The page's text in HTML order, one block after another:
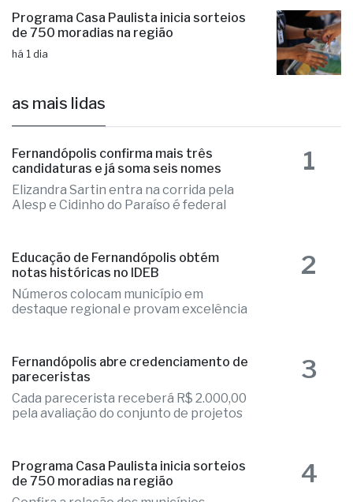
Programa Casa Paulista inicia sorteios
de 750 moradias na região
há 1 dia
as mais lidas
Fernandópolis confirma mais três
candidaturas e já soma seis nomes
Elizandra Sartin entra na corrida pela
Alesp e Cidinho do Paraíso é federal
1
Educação de Fernandópolis obtém
notas históricas no IDEB
Números colocam município em
destaque regional e provam excelência
2
Fernandópolis abre credenciamento de
pareceristas
Cada parecerista receberá R$ 2.000,00
pela avaliação do conjunto de projetos
3
Programa Casa Paulista inicia sorteios
de 750 moradias na região
4